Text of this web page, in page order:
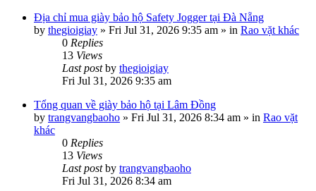
Địa chỉ mua giày bảo hộ Safety Jogger tại Đà Nẵng
by thegioigiay » Fri Jul 31, 2026 9:35 am » in Rao vặt khác
0 Replies
13 Views
Last postby thegioigiay
Fri Jul 31, 2026 9:35 am
Tổng quan về giày bảo hộ tại Lâm Đồng
by trangvangbaoho » Fri Jul 31, 2026 8:34 am » in Rao vặt
khác
0 Replies
13 Views
Last postby trangvangbaoho
Fri Jul 31, 2026 8:34 am